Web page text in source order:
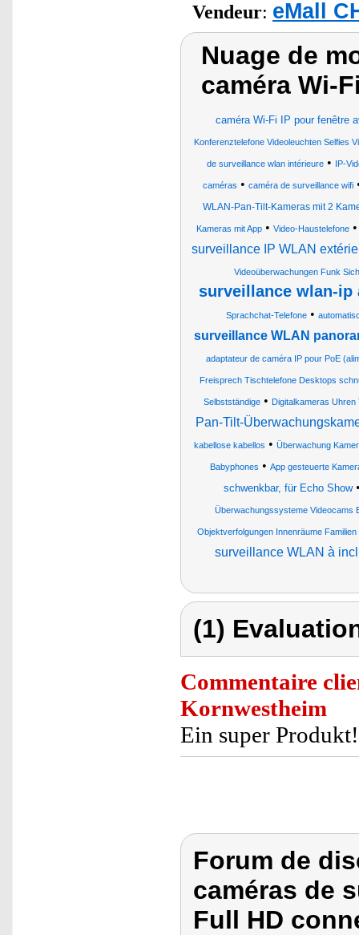
Vendeur: eMall
Nuage de
caméra Wi-
caméra Wi-Fi IP pour fenêtre
Konferenztelefone Videoleuchten Selfies
de surveillance wlan intérieure • IP-
caméras • caméra de surveillance wifi
WLAN-Pan-Tilt-Kameras mit 2
Kameras mit App• Video-Haustelefone
surveillance IP WLAN
Videoüberwachungen Funk
surveillance wlan-ip
Sprachchat-Telefone•
surveillance WLAN
adaptateur de caméra IP pour PoE
Freisprech Tischtelefone Desktops
Selbstständige• Digitalkameras
Pan-Tilt-
kabellose kabellos • Überwachung
Babyphones • App gesteuerte
schwenkbar, für Echo Show
Überwachungssysteme Videocams
Objektverfolgungen Innenräume Familien
surveillance WLAN à
(1)
Commentaire
Kornwestheim
Ein super Produkt!
Forum de
caméras de
Full HD